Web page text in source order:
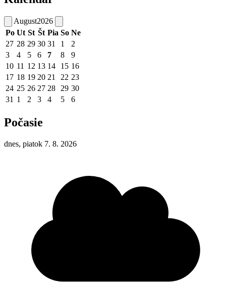
August2026
Po Ut St Št Pia So Ne
27 28 29 30 31 1
2
3
4 5 6 7 8
9
10 11 12 13 14 15 16
17 18 19 20 21 22 23
24 25 26 27 28 29 30
31 1 2 3 4 5 6
Počasie
dnes, piatok 7. 8. 2026